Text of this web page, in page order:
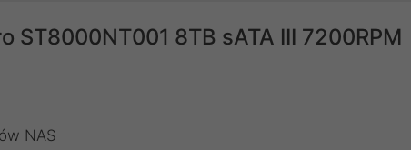
ST8000NT001 8TB sATA III 7200RPM
NAS